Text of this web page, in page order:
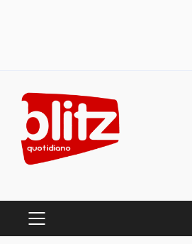
content
PRIMARY